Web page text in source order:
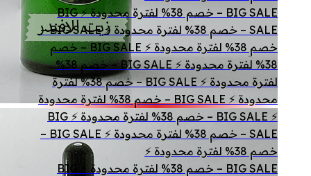
BIG SALE – خصم 38% لفترة محدودة ⚡ BIG
SALE – خصم 38% لفترة محدودة ⚡ BIG SALE –
خصم 38% لفترة محدودة ⚡ BIG SALE – خصم
38% لفترة محدودة ⚡ BIG SALE – خصم 38%
لفترة محدودة ⚡ BIG SALE – خصم 38% لفترة
محدودة ⚡ BIG SALE – خصم 38% لفترة محدودة
⚡ BIG SALE – خصم 38% لفترة محدودة ⚡ BIG
SALE – خصم 38% لفترة محدودة ⚡ BIG SALE –
خصم 38% لفترة محدودة ⚡
BIG SALE – خصم 38% لفترة محدودة ⚡ BIG